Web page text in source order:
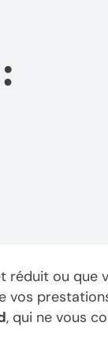
réduit ou que
vos
, qui ne vous